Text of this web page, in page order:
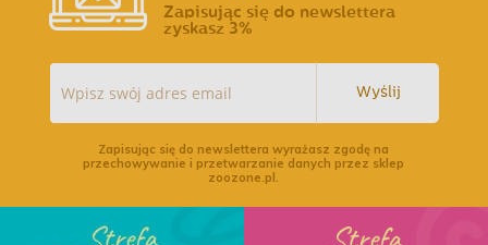
Zapisując się do newslettera
zyskasz 3%
Wyślij
Zapisując się do newslettera wyrażasz zgodę na
przechowywanie i przetwarzanie danych przez sklep
zoozone.pl.